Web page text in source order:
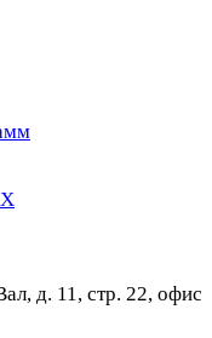
д. 11, стр. 22, офис